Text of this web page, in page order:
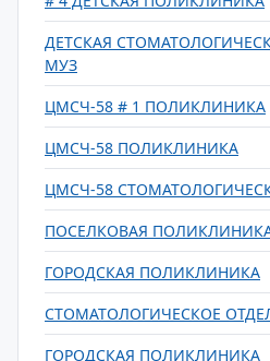
ДЕТСКАЯ
МУЗ
ЦМСЧ-58 # 1 ПОЛИКЛИНИКА
ЦМСЧ-58 ПОЛИКЛИНИКА
ЦМСЧ-58
ПОСЕЛКОВАЯ
ГОРОДСКАЯ ПОЛИКЛИНИКА
СТОМАТОЛОГИЧЕСКОЕ
ГОРОДСКАЯ ПОЛИКЛИНИКА